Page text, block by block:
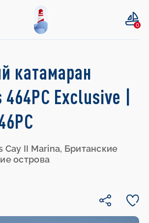
0
катамаран
Exclusive |
Cay II Marina, Британские
острова